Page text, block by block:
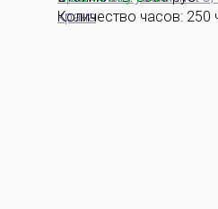
крана
Количество часов: 250